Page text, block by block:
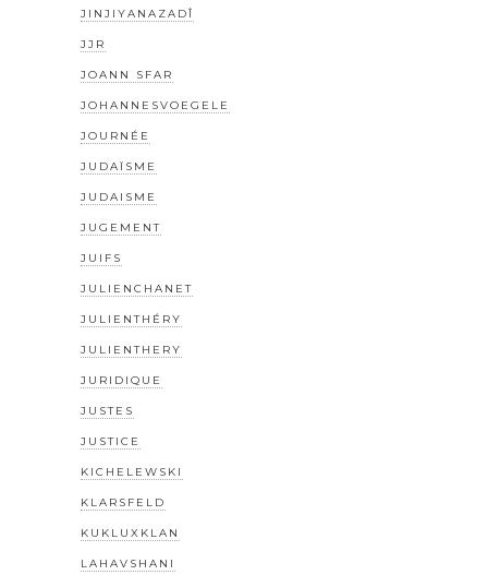
JINJIYANAZADÎ
JJR
JOANN SFAR
JOHANNESVOEGELE
JOURNÉE
JUDAÏSME
JUDAISME
JUGEMENT
JUIFS
JULIENCHANET
JULIENTHÉRY
JULIENTHERY
JURIDIQUE
JUSTES
JUSTICE
KICHELEWSKI
KLARSFELD
KUKLUXKLAN
LAHAVSHANI